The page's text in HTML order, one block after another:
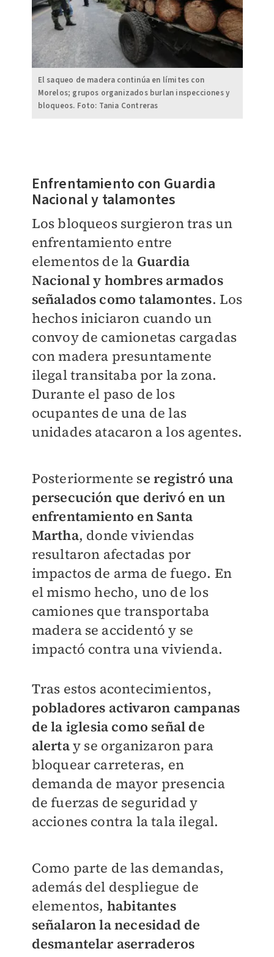
El saqueo de madera continúa en límites con
Morelos; grupos organizados burlan inspecciones y
bloqueos. Foto: Tania Contreras
Enfrentamiento con Guardia
Nacional y talamontes
Los bloqueos surgieron tras un
enfrentamiento entre
elementos de la Guardia
Nacional y hombres armados
señalados como talamontes. Los
hechos iniciaron cuando un
convoy de camionetas cargadas
con madera presuntamente
ilegal transitaba por la zona.
Durante el paso de los
ocupantes de una de las
unidades atacaron a los agentes.
Posteriormente se registró una
persecución que derivó en un
enfrentamiento en Santa
Martha, donde viviendas
resultaron afectadas por
impactos de arma de fuego. En
el mismo hecho, uno de los
camiones que transportaba
madera se accidentó y se
impactó contra una vivienda.
Tras estos acontecimientos,
pobladores activaron campanas
de la iglesia como señal de
alertay se organizaron para
bloquear carreteras, en
demanda de mayor presencia
de fuerzas de seguridad y
acciones contra la tala ilegal.
Como parte de las demandas,
además del despliegue de
elementos, habitantes
señalaron la necesidad de
desmantelar aserraderos